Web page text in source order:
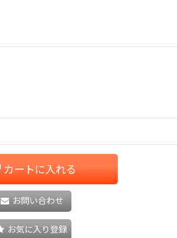
カートに入れる
お問い合わせ
お気に入り登録